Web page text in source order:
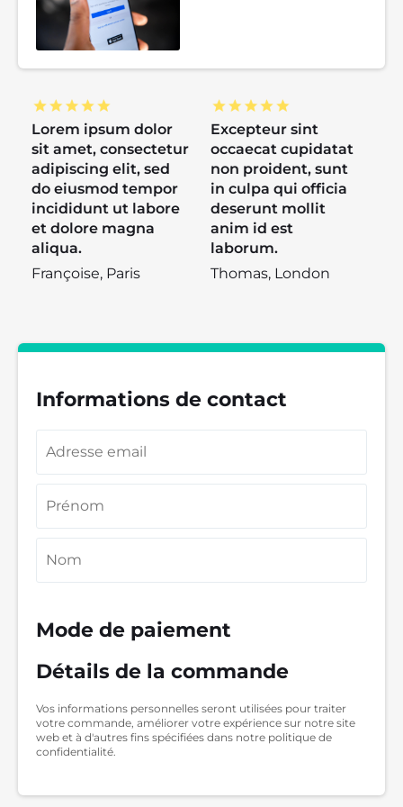
Lorem ipsum dolor
sit amet, consectetur
adipiscing elit, sed
do eiusmod tempor
incididunt ut labore
et dolore magna
aliqua.
Françoise, Paris
Excepteur sint
occaecat cupidatat
non proident, sunt
in culpa qui officia
deserunt mollit
anim id est
laborum.
Thomas, London
Informations de contact
Mode de paiement
Détails de la commande
Vos informations personnelles seront utilisées pour traiter
votre commande, améliorer votre expérience sur notre site
web et à d'autres fins spécifiées dans notre politique de
confidentialité.